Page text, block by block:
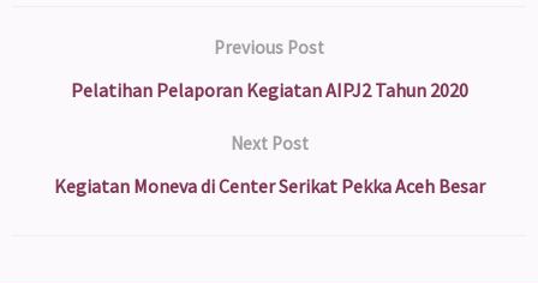
Previous Post
Pelatihan Pelaporan Kegiatan AIPJ2 Tahun 2020
Next Post
Kegiatan Moneva di Center Serikat Pekka Aceh Besar